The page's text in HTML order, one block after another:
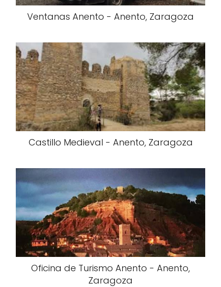
Ventanas Anento - Anento, Zaragoza
Castillo Medieval - Anento, Zaragoza
Oficina de Turismo Anento - Anento,
Zaragoza